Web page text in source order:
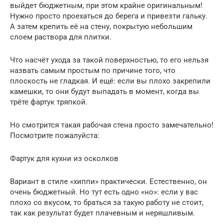
выйдет бюджетным, при этом крайне оригинальным!
Нужно просто проехаться до берега и привезти гальку.
А затем крепить её на стену, покрытую небольшим
слоем раствора для плитки.
Что насчёт ухода за такой поверхностью, то его нельзя
назвать самым простым по причине того, что
плоскость не гладкая. И ещё: если вы плохо закрепили
камешки, то они будут выпадать в момент, когда вы
трёте фартук тряпкой.
Но смотрится такая рабочая стена просто замечательно!
Посмотрите пожалуйста:
Фартук для кухни из осколков
Вариант в стиле «хиппи» практически. Естественно, он
очень бюджетный. Но тут есть одно «но»: если у вас
плохо со вкусом, то браться за такую работу не стоит,
так как результат будет плачевным и неряшливым.